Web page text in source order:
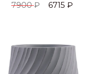
7900₽ 6715 ₽